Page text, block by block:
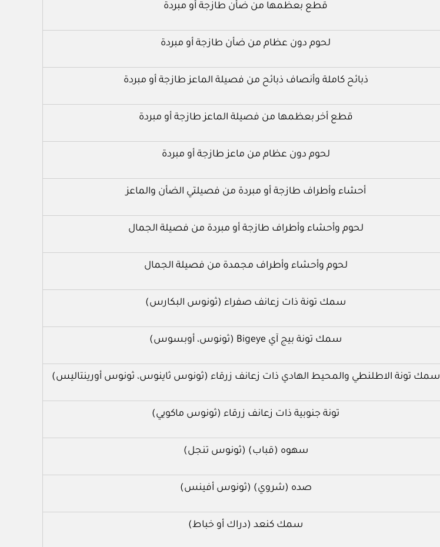
قطع بعظمها من ضأن طازجة أو مبردة
لحوم دون عظام من ضأن طازجة أو مبردة
ذبائح كاملة وأنصاف ذبائح من فصيلة الماعز طازجة أو مبردة
قطع أخر بعظمها من فصيلة الماعز طازجة أو مبردة
لحوم دون عظام من ماعز طازجة أو مبردة
أحشاء وأطراف طازجة أو مبردة من فصيلتي الضأن والماعز
لحوم وأحشاء وأطراف طازجة أو مبردة من فصيلة الجمال
لحوم وأحشاء وأطراف مجمدة من فصيلة الجمال
سمك تونة ذات زعانف صفراء (ثونوس البكارس)
سمك تونة بيج آي Bigeye (ثونوس، أوبسوس)
سمك تونة الاطلنطي والمحيط الهادي ذات زعانف زرقاء (ثونوس ثاينوس، ثونوس أورينتاليس)
تونة جنوبية ذات زعانف زرقاء (ثونوس ماكويي)
سهوه (قباب) (ثونوس تنجل)
صده (شروي) (ثونوس أفينس)
سمك كنعد (دراك أو خباط)